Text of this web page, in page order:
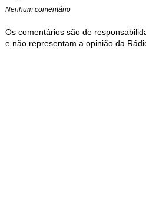
Nenhum comentário
Os comentários são de
e não representam a opinião da